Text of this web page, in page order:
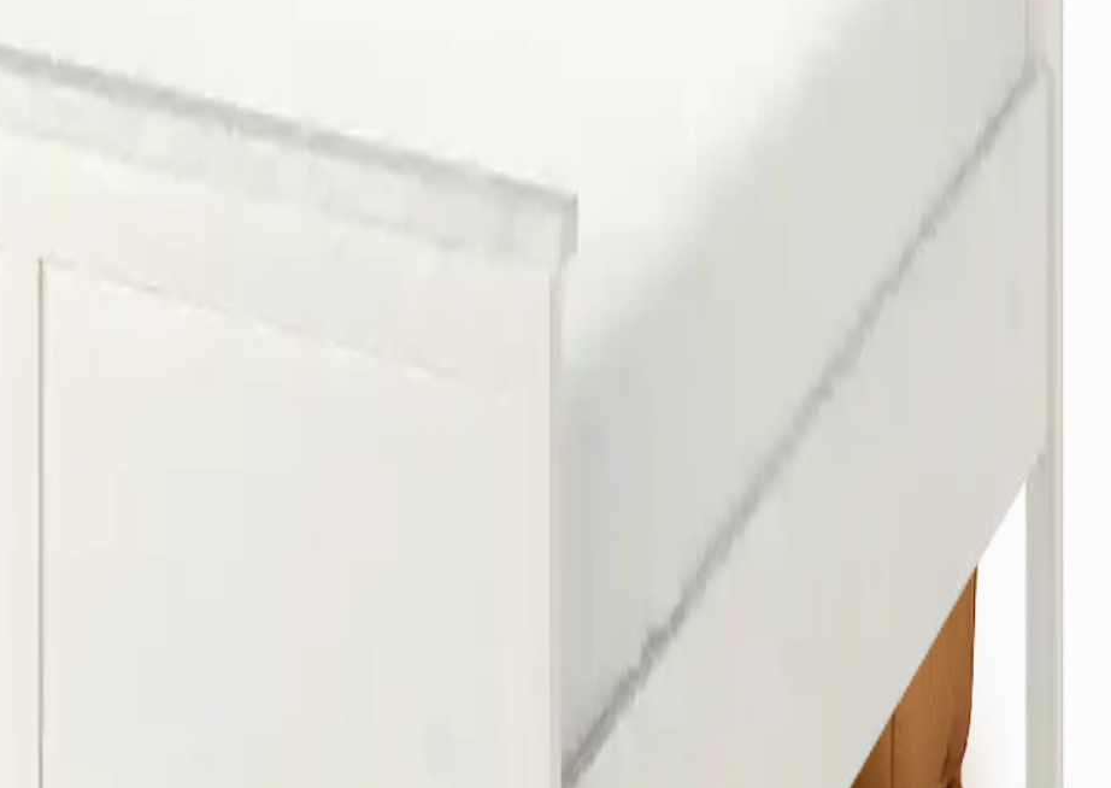
Lekesepeti.com bir tıkla kapınızda!
Çorum Halı Yıkama
: Demirtaş Cumhuriyet mh, Bursa Sinpaş GYO Bursa/Osmangazi